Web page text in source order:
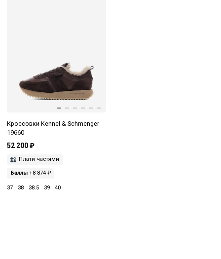
Кроссовки Kennel & Schmenger
19660
52 200 ₽
Плати частями
Баллы +8 874 ₽
37 38 38.5 39 40